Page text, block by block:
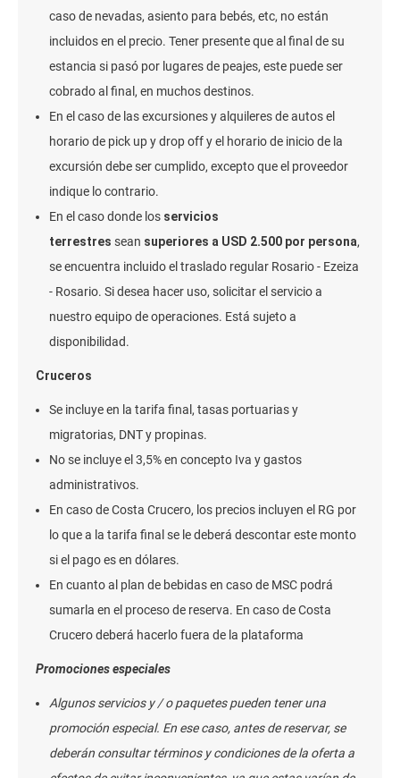
caso de nevadas, asiento para bebés, etc, no están
incluidos en el precio. Tener presente que al final de su
estancia si pasó por lugares de peajes, este puede ser
cobrado al final, en muchos destinos.
En el caso de las excursiones y alquileres de autos el
horario de pick up y drop off y el horario de inicio de la
excursión debe ser cumplido, excepto que el proveedor
indique lo contrario.
En el caso donde los servicios
terrestres sean superiores a USD 2.500 por persona,
se encuentra incluido el traslado regular Rosario - Ezeiza
- Rosario. Si desea hacer uso, solicitar el servicio a
nuestro equipo de operaciones. Está sujeto a
disponibilidad.
Cruceros
Se incluye en la tarifa final, tasas portuarias y
migratorias, DNT y propinas.
No se incluye el 3,5% en concepto Iva y gastos
administrativos.
En caso de Costa Crucero, los precios incluyen el RG por
lo que a la tarifa final se le deberá descontar este monto
si el pago es en dólares.
En cuanto al plan de bebidas en caso de MSC podrá
sumarla en el proceso de reserva. En caso de Costa
Crucero deberá hacerlo fuera de la plataforma
Promociones especiales
Algunos servicios y / o paquetes pueden tener una
promoción especial. En ese caso, antes de reservar, se
deberán consultar términos y condiciones de la oferta a